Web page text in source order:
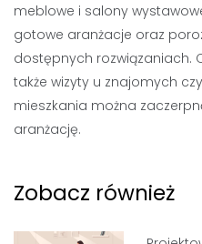
meblowe i salony
gotowe aranżacje oraz
dostępnych rozwiązaniach.
także wizyty u znajomych
mieszkania można
aranżację.
Zobacz również